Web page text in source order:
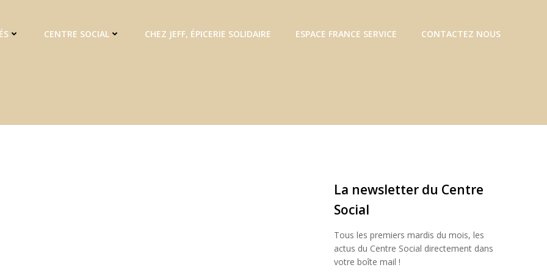
CENTRE SOCIAL CHEZ JEFF, ÉPICERIE SOLIDAIRE ESPACE FRANCE SERVICE CONTACTEZ NOUS
La newsletter du Centre
Social
Tous les premiers mardis du mois, les
actus du Centre Social directement dans
votre boîte mail !